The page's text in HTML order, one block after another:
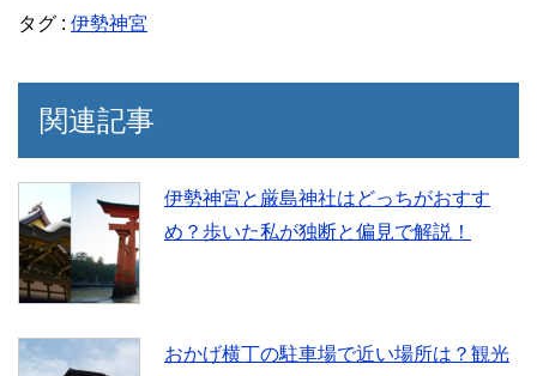
タグ : 伊勢神宮
関連記事
伊勢神宮と厳島神社はどっちがおすす
め？歩いた私が独断と偏見で解説！
おかげ横丁の駐車場で近い場所は？観光